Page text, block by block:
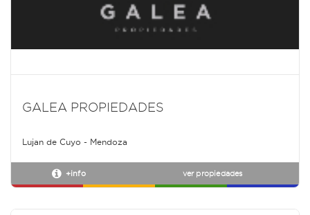
GALEA PROPIEDADES
Lujan de Cuyo - Mendoza
+info ver propiedades